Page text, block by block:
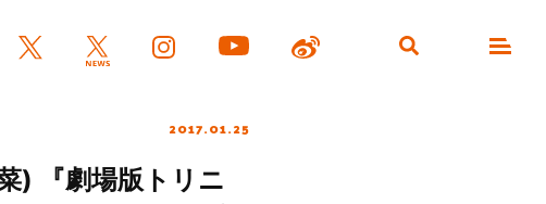
2017.01.25
) 『劇場版トリニ